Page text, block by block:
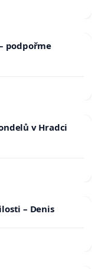
podpořme
v Hradci
– Denis